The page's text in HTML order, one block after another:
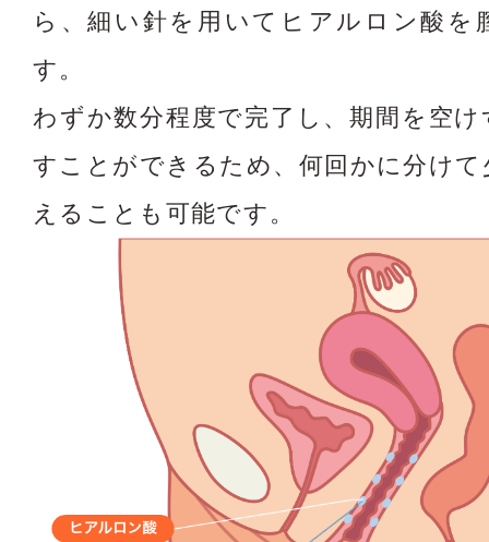
ら、細い針を用いてヒアルロン酸を
す。
わずか数分程度で完了し、期間を空
すことができるため、何回かに分け
えることも可能です。